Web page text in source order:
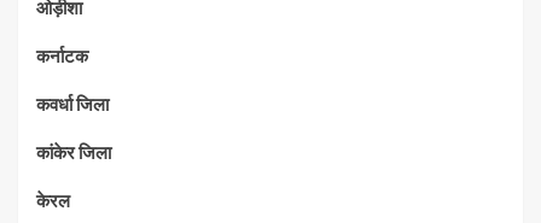
ओड़ीशा
कर्नाटक
कवर्धा जिला
कांकेर जिला
केरल